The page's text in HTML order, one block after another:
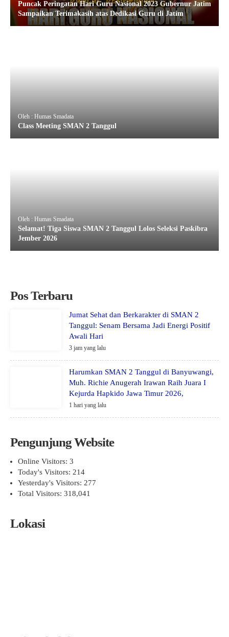
Puncak Peringatan Hari Guru Nasional 2023 Gubernur Jatim
Sampaikan Terimakasih atas Dedikasi Guru di Jatim
Oleh : Humas Smadata
Class Meeting SMAN 2 Tanggul
Oleh : Humas Smadata
Selamat! Tiga Siswa SMAN 2 Tanggul Lolos Seleksi Paskibra
Jember 2026
Pos Terbaru
Jumat Sehat dan Berkarakter di SMAN 2
Tanggul: Senam Bersama Jadi Energi Positif
Awali Hari
3 jam yang lalu
Harumkan SMAN 2 Tanggul di Banyuwangi,
Muh. Richie Anugerah Irawan Raih Juara I
Kejurda Hapkido Jawa Timur 2026,
1 hari yang lalu
Pengunjung Website
Online Visitors: 3
Today's Visitors: 214
Yesterday's Visitors: 277
Total Visitors: 318,041
Lokasi